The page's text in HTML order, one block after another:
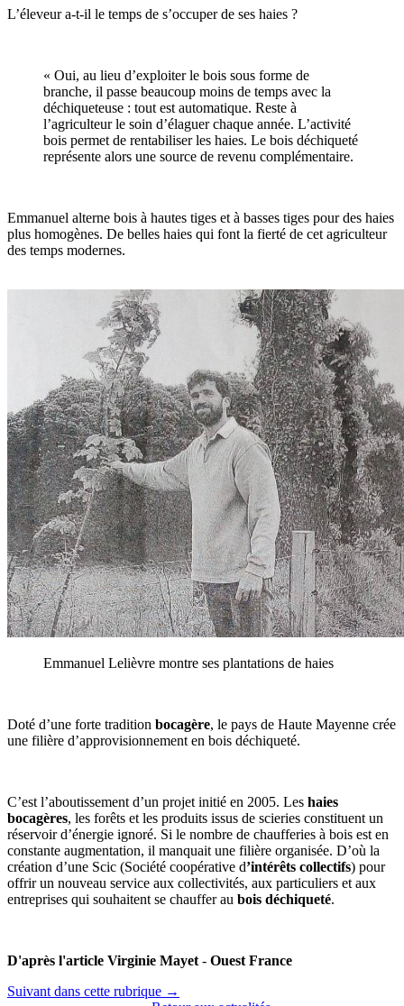
L’éleveur a-t-il le temps de s’occuper de ses haies ?
« Oui, au lieu d’exploiter le bois sous forme de
branche, il passe beaucoup moins de temps avec la
déchiqueteuse : tout est automatique. Reste à
l’agriculteur le soin d’élaguer chaque année. L’activité
bois permet de rentabiliser les haies. Le bois déchiqueté
représente alors une source de revenu complémentaire.
Emmanuel alterne bois à hautes tiges et à basses tiges pour des haies
plus homogènes. De belles haies qui font la fierté de cet agriculteur
des temps modernes.
Emmanuel Lelièvre montre ses plantations de haies
Doté d’une forte tradition bocagère, le pays de Haute Mayenne crée
une filière d’approvisionnement en bois déchiqueté.
C’est l’aboutissement d’un projet initié en 2005. Les haies
bocagères, les forêts et les produits issus de scieries constituent un
réservoir d’énergie ignoré. Si le nombre de chaufferies à bois est en
constante augmentation, il manquait une filière organisée. D’où la
création d’une Scic (Société coopérative d’intérêts collectifs) pour
offrir un nouveau service aux collectivités, aux particuliers et aux
entreprises qui souhaitent se chauffer au bois déchiqueté.
D'après l'article Virginie Mayet - Ouest France
Suivant dans cette rubrique →